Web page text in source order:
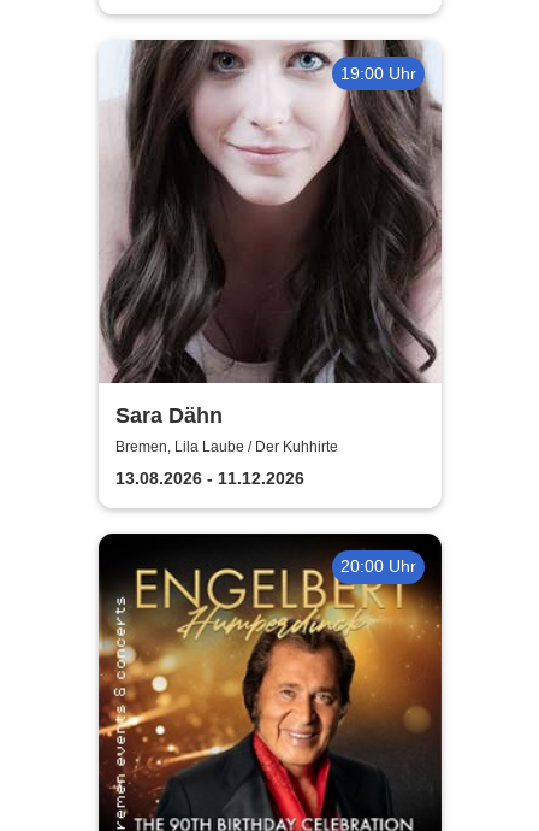
19:00 Uhr
Sara Dähn
Bremen, Lila Laube / Der Kuhhirte
13.08.2026 - 11.12.2026
20:00 Uhr